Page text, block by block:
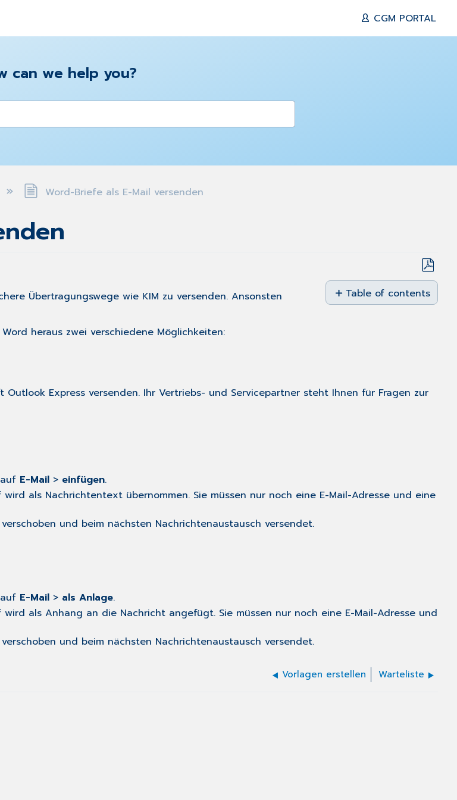
CGM PORTAL
can we help you?
Word-Briefe als E-Mail versenden
Save
as
PDF
Table of contents
Dokument
Übertragungswege wie KIM zu versenden. Ansonsten
heraus zwei verschiedene Möglichkeiten:
Express versenden. Ihr Vertriebs- und Servicepartner steht Ihnen für Fragen zur
auf E-Mail > einfügen.
als Nachrichtentext übernommen. Sie müssen nur noch eine E-Mail-Adresse und eine
und beim nächsten Nachrichtenaustausch versendet.
auf E-Mail > als Anlage.
als Anhang an die Nachricht angefügt. Sie müssen nur noch eine E-Mail-Adresse und
und beim nächsten Nachrichtenaustausch versendet.
Vorlagen erstellen Warteliste